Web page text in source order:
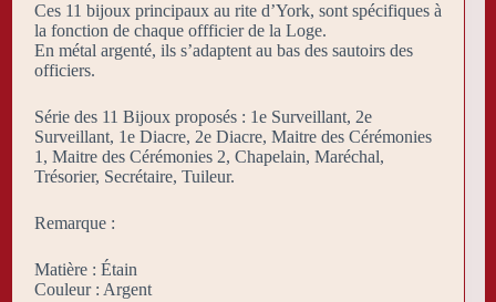
Ces 11 bijoux principaux au rite d’York, sont spécifiques à
la fonction de chaque offficier de la Loge.
En métal argenté, ils s’adaptent au bas des sautoirs des
officiers.
Série des 11 Bijoux proposés : 1e Surveillant, 2e
Surveillant, 1e Diacre, 2e Diacre, Maitre des Cérémonies
1, Maitre des Cérémonies 2, Chapelain, Maréchal,
Trésorier, Secrétaire, Tuileur.
Remarque :
Matière : Étain
Couleur : Argent